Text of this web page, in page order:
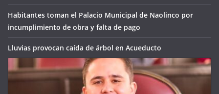
Habitantes toman el Palacio Municipal de Naolinco por
incumplimiento de obra y falta de pago
Lluvias provocan caída de árbol en Acueducto